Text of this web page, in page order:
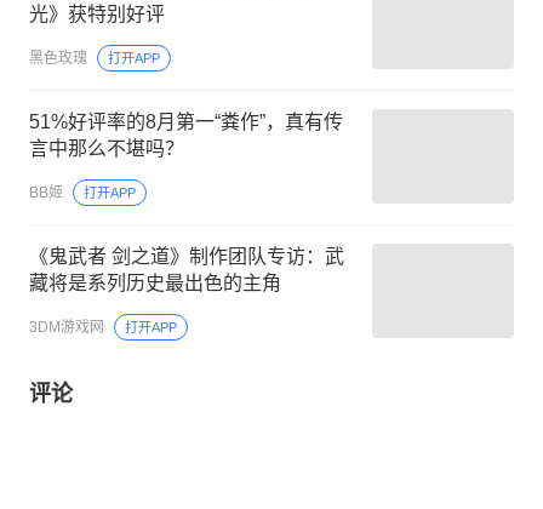
光》获特别好评
黑色玫瑰 打开APP
51%好评率的8月第一“粪作”，真有传
言中那么不堪吗？
BB姬 打开APP
《鬼武者 剑之道》制作团队专访：武
藏将是系列历史最出色的主角
3DM游戏网 打开APP
评论